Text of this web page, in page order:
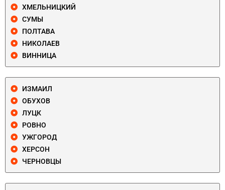
ХМЕЛЬНИЦКИЙ
СУМЫ
ПОЛТАВА
НИКОЛАЕВ
ВИННИЦА
ИЗМАИЛ
ОБУХОВ
ЛУЦК
РОВНО
УЖГОРОД
ХЕРСОН
ЧЕРНОВЦЫ